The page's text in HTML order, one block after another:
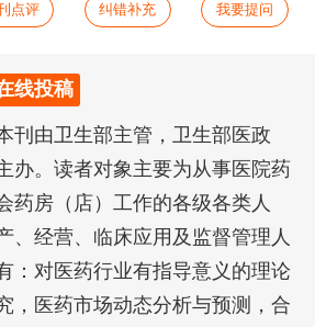
点评 纠错补充 我要提问
线投稿
刊由卫生部主管，卫生部医政
办。读者对象主要为从事医院药
药房（店）工作的各级各类人
、经营、临床应用及监督管理人
：对医药行业有指导意义的理论
，医药市场动态分析与预测，合